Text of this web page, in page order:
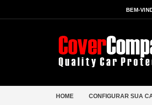
BEM-
HOME CONFIGURAR SUA